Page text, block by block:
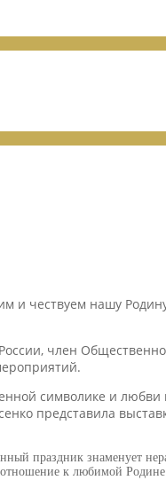
и чествуем нашу
член
символике и
представила
праздник знаменует
к любимой